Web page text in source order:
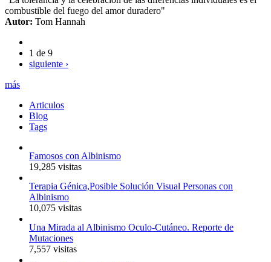
combustible del fuego del amor duradero"
Autor: Tom Hannah
1 de 9
siguiente ›
más
Articulos
Blog
Tags
Famosos con Albinismo
19,285 visitas
Terapia Génica,Posible Solución Visual Personas con
Albinismo
10,075 visitas
Una Mirada al Albinismo Oculo-Cutáneo. Reporte de
Mutaciones
7,557 visitas